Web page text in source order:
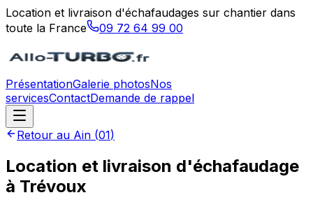
Location et livraison d'échafaudages sur chantier dans
toute la France
09 72 64 99 00
PrésentationGalerie photosNos
servicesContactDemande de rappel
Retour au Ain (01)
Location et livraison d'échafaudage
à Trévoux